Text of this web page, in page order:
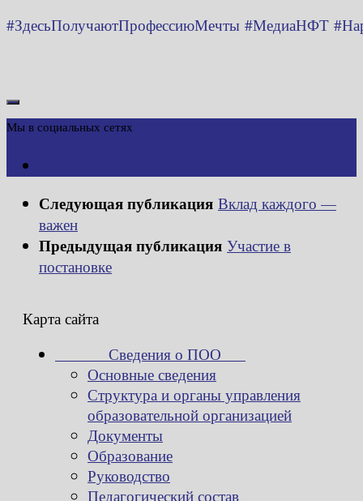
#ЗдесьПолучаютПрофессиюМечты #МедиаНФТ
Мы в социальных сетях
Следующая публикация Вклад каждого —
важен
Предыдущая публикация Участие в
постановке
Карта сайта
Сведения о ПОО
Основные сведения
Структура и органы управления
образовательной организацией
Документы
Образование
Руководство
Педагогический состав